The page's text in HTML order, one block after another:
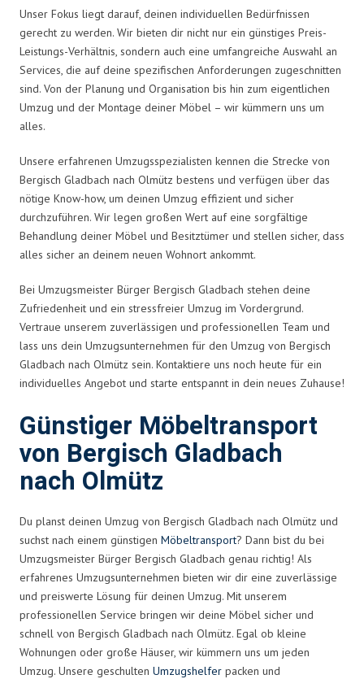
Unser Fokus liegt darauf, deinen individuellen Bedürfnissen
gerecht zu werden. Wir bieten dir nicht nur ein günstiges Preis-
Leistungs-Verhältnis, sondern auch eine umfangreiche Auswahl an
Services, die auf deine spezifischen Anforderungen zugeschnitten
sind. Von der Planung und Organisation bis hin zum eigentlichen
Umzug und der Montage deiner Möbel – wir kümmern uns um
alles.
Unsere erfahrenen Umzugsspezialisten kennen die Strecke von
Bergisch Gladbach nach Olmütz bestens und verfügen über das
nötige Know-how, um deinen Umzug effizient und sicher
durchzuführen. Wir legen großen Wert auf eine sorgfältige
Behandlung deiner Möbel und Besitztümer und stellen sicher, dass
alles sicher an deinem neuen Wohnort ankommt.
Bei Umzugsmeister Bürger Bergisch Gladbach stehen deine
Zufriedenheit und ein stressfreier Umzug im Vordergrund.
Vertraue unserem zuverlässigen und professionellen Team und
lass uns dein Umzugsunternehmen für den Umzug von Bergisch
Gladbach nach Olmütz sein. Kontaktiere uns noch heute für ein
individuelles Angebot und starte entspannt in dein neues Zuhause!
Günstiger Möbeltransport
von Bergisch Gladbach
nach Olmütz
Du planst deinen Umzug von Bergisch Gladbach nach Olmütz und
suchst nach einem günstigen Möbeltransport? Dann bist du bei
Umzugsmeister Bürger Bergisch Gladbach genau richtig! Als
erfahrenes Umzugsunternehmen bieten wir dir eine zuverlässige
und preiswerte Lösung für deinen Umzug. Mit unserem
professionellen Service bringen wir deine Möbel sicher und
schnell von Bergisch Gladbach nach Olmütz. Egal ob kleine
Wohnungen oder große Häuser, wir kümmern uns um jeden
Umzug. Unsere geschulten Umzugshelfer packen und